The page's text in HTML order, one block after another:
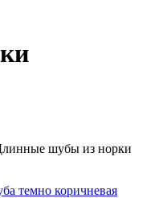
шубы из норки